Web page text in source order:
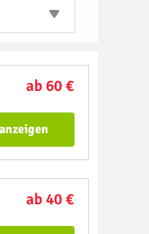
ab 60 €
ab 40 €